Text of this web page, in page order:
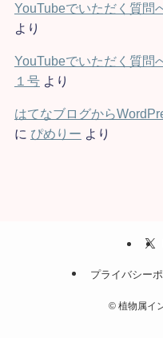
YouTubeでいただく質
より
YouTubeでいただく質
１号より
はてなブログから
に ぴめりー より
プライバシー
© 植物属イ